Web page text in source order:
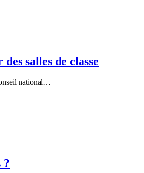
salles de classe
national…
?